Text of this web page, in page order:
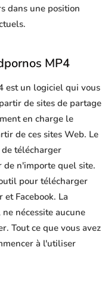
dans une position
MP4
est un logiciel qui vous
de sites de partage
en charge le
de ces sites Web. Le
télécharger
n'importe quel site.
pour télécharger
Facebook. La
nécessite aucune
Tout ce que vous avez
à l'utiliser